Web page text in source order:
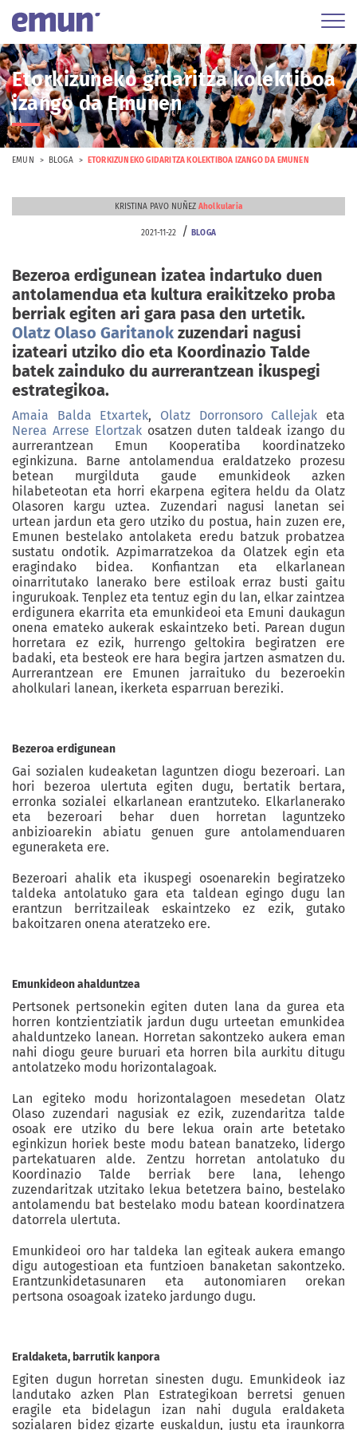
Etorkizuneko gidaritza kolektiboa
izango da Emunen
EMUN BLOGA ETORKIZUNEKO GIDARITZA KOLEKTIBOA IZANGO DA EMUNEN
KRISTINA PAVO NUÑEZ Aholkularia
2021-11-22 / BLOGA
Bezeroa erdigunean izatea indartuko duen
antolamendua eta kultura eraikitzeko proba
berriak egiten ari gara pasa den urtetik.
Olatz Olaso Garitanok zuzendari nagusi
izateari utziko dio eta Koordinazio Talde
batek zainduko du aurrerantzean ikuspegi
estrategikoa.
Amaia Balda Etxartek, Olatz Dorronsoro Callejak eta
Nerea Arrese Elortzakosatzen duten taldeak izango du
aurrerantzean Emun Kooperatiba koordinatzeko
eginkizuna. Barne antolamendua eraldatzeko prozesu
betean murgilduta gaude emunkideok azken
hilabeteotan eta horri ekarpena egitera heldu da Olatz
Olasoren kargu uztea. Zuzendari nagusi lanetan sei
urtean jardun eta gero utziko du postua, hain zuzen ere,
Emunen bestelako antolaketa eredu batzuk probatzea
sustatu ondotik. Azpimarratzekoa da Olatzek egin eta
eragindako bidea. Konfiantzan eta elkarlanean
oinarritutako lanerako bere estiloak erraz busti gaitu
ingurukoak. Tenplez eta tentuz egin du lan, elkar zaintzea
erdigunera ekarrita eta emunkideoi eta Emuni daukagun
onena emateko aukerak eskaintzeko beti. Parean dugun
horretara ez ezik, hurrengo geltokira begiratzen ere
badaki, eta besteok ere hara begira jartzen asmatzen du.
Aurrerantzean ere Emunen jarraituko du bezeroekin
aholkulari lanean, ikerketa esparruan bereziki.
Bezeroaerdigunean
Gai sozialen kudeaketan laguntzen diogu bezeroari. Lan
hori bezeroa ulertuta egiten dugu, bertatik bertara,
erronka sozialei elkarlanean erantzuteko. Elkarlanerako
eta bezeroari behar duen horretan laguntzeko
anbizioarekin abiatu genuen gure antolamenduaren
eguneraketa ere.
Bezeroari ahalik eta ikuspegi osoenarekin begiratzeko
taldeka antolatuko gara eta taldean egingo dugu lan
erantzun berritzaileak eskaintzeko ez ezik, gutako
bakoitzaren onena ateratzeko ere.
Emunkideon ahalduntzea
Pertsonek pertsonekin egiten duten lana da gurea eta
horren kontzientziatik jardun dugu urteetan emunkidea
ahalduntzeko lanean. Horretan sakontzeko aukera eman
nahi diogu geure buruari eta horren bila aurkitu ditugu
antolatzeko modu horizontalagoak.
Lan egiteko modu horizontalagoen mesedetan Olatz
Olaso zuzendari nagusiak ez ezik, zuzendaritza talde
osoak ere utziko du bere lekua orain arte betetako
eginkizun horiek beste modu batean banatzeko, lidergo
partekatuaren alde. Zentzu horretan antolatuko du
Koordinazio Talde berriak bere lana, lehengo
zuzendaritzak utzitako lekua betetzera baino, bestelako
antolamendu bat bestelako modu batean koordinatzera
datorrela ulertuta.
Emunkideoi oro har taldeka lan egiteak aukera emango
digu autogestioan eta funtzioen banaketan sakontzeko.
Erantzunkidetasunaren eta autonomiaren orekan
pertsona osoagoak izateko jardungo dugu.
Eraldaketa, barrutik kanpora
Egiten dugun horretan sinesten dugu. Emunkideok iaz
landutako azken Plan Estrategikoan berretsi genuen
eragile eta bidelagun izan nahi dugula eraldaketa
sozialaren bidez gizarte euskaldun, justu eta iraunkorra